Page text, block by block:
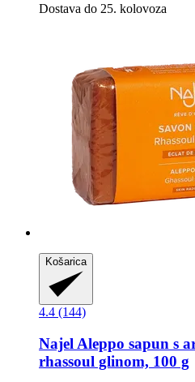
Dostava do 25. kolovoza
Košarica
4.4 (144)
Najel Aleppo sapun s
rhassoul glinom, 100 g